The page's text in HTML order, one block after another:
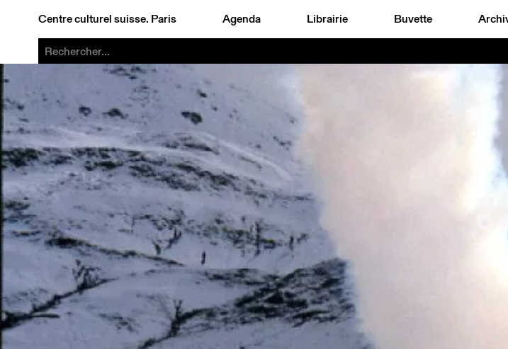
Centre culturel suisse. Paris Agenda Librairie Buvette